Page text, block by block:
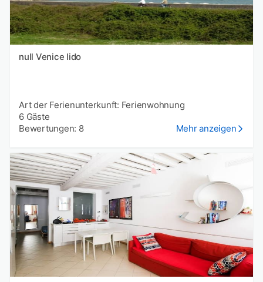
null Venice lido
Art der Ferienunterkunft: Ferienwohnung
6 Gäste
Bewertungen: 8
Mehr anzeigen